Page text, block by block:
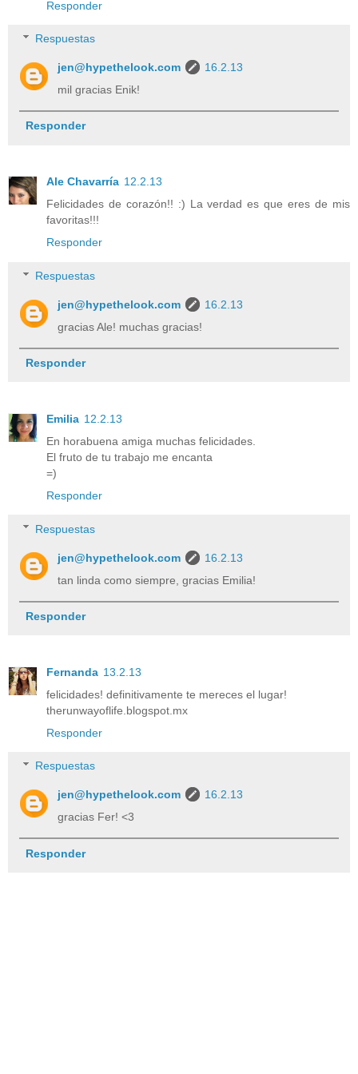
Responder
Respuestas
jen@hypethelook.com
16.2.13
mil gracias Enik!
Responder
Ale Chavarría 12.2.13
Felicidades de corazón!! :) La verdad es que eres de mis
favoritas!!!
Responder
Respuestas
jen@hypethelook.com
16.2.13
gracias Ale! muchas gracias!
Responder
Emilia 12.2.13
En horabuena amiga muchas felicidades.
El fruto de tu trabajo me encanta
=)
Responder
Respuestas
jen@hypethelook.com
16.2.13
tan linda como siempre, gracias Emilia!
Responder
Fernanda 13.2.13
felicidades! definitivamente te mereces el lugar!
therunwayoflife.blogspot.mx
Responder
Respuestas
jen@hypethelook.com
16.2.13
gracias Fer! <3
Responder